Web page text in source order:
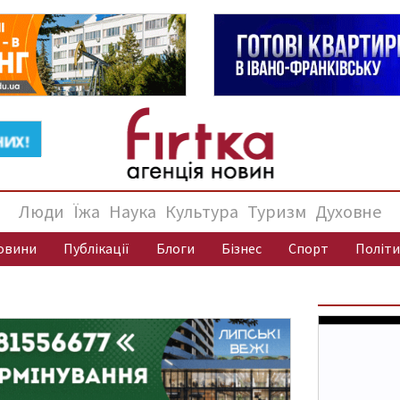
Люди Їжа Наука Культура Туризм Духовне
Публікації Блоги Бізнес Спорт